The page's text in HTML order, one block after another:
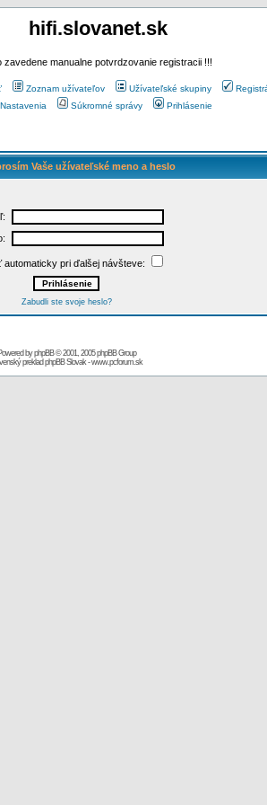
hifi.slovanet.sk
zavedene manualne potvrdzovanie registracii !!!
Zoznam užívateľov Užívateľské skupiny
Nastavenia
Súkromné správy Prihlásenie
Vaše užívateľské meno a heslo
automaticky pri ďalšej návšteve:
Zabudli ste svoje heslo?
byphpBB© 2001, 2005 phpBB Group
prekladphpBB Slovak-www.pcforum.sk